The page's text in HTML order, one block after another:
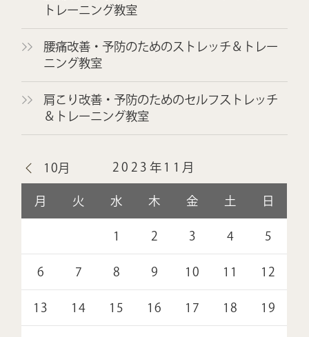
トレーニング教室
腰痛改善・予防のためのストレッチ＆トレー
ニング教室
肩こり改善・予防のためのセルフストレッチ
＆トレーニング教室
2023年11月
月 火 水 木 金 土 日
10月
1 2 3 4 5
6 7 8 9 10 11 12
13 14 15 16 17 18 19